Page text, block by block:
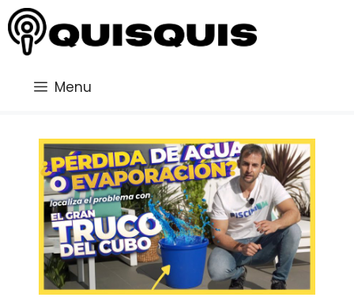
Saltar
al
contenido
Menu